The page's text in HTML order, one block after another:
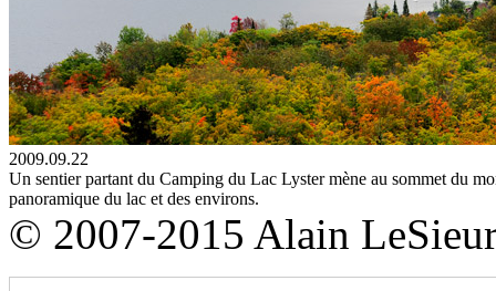
2009.09.22
Un sentier partant du Camping du Lac Lyster mène au sommet du
panoramique du lac et des environs.
© 2007-2015 Alain